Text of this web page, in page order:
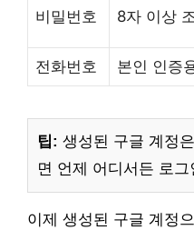
비밀번호 8자 이상
전화번호 본인 인증
팁: 생성된 구글 계정
면 언제 어디서든 로
이제 생성된 구글 계정